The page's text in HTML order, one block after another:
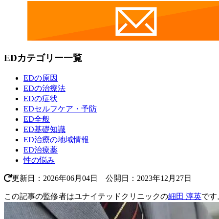
EDカテゴリー一覧
EDの原因
EDの治療法
EDの症状
EDセルフケア・予防
ED全般
ED基礎知識
ED治療の地域情報
ED治療薬
性の悩み
更新日：2026年06月04日 公開日：2023年12月27日
この記事の監修者はユナイテッドクリニックの細田 淳英です